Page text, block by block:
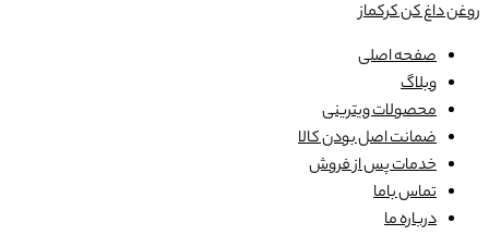
روغن داغ کن کرکماز
صفحه اصلی
وبلاگ
محصولات ویترینی
ضمانت اصل بودن کالا
خدمات پس از فروش
تماس باما
درباره ما